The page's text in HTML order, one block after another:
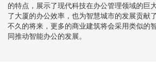
的特点，展示了现代科技在办公管理领域的巨
了大厦的办公效率，也为智慧城市的发展贡献
不久的将来，更多的商业建筑将会采用类似的
同推动智能办公的发展。